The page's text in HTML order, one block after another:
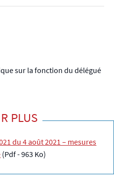
sur la fonction du délégué
PLUS
du 4 août 2021 – mesures
(Pdf - 963 Ko)